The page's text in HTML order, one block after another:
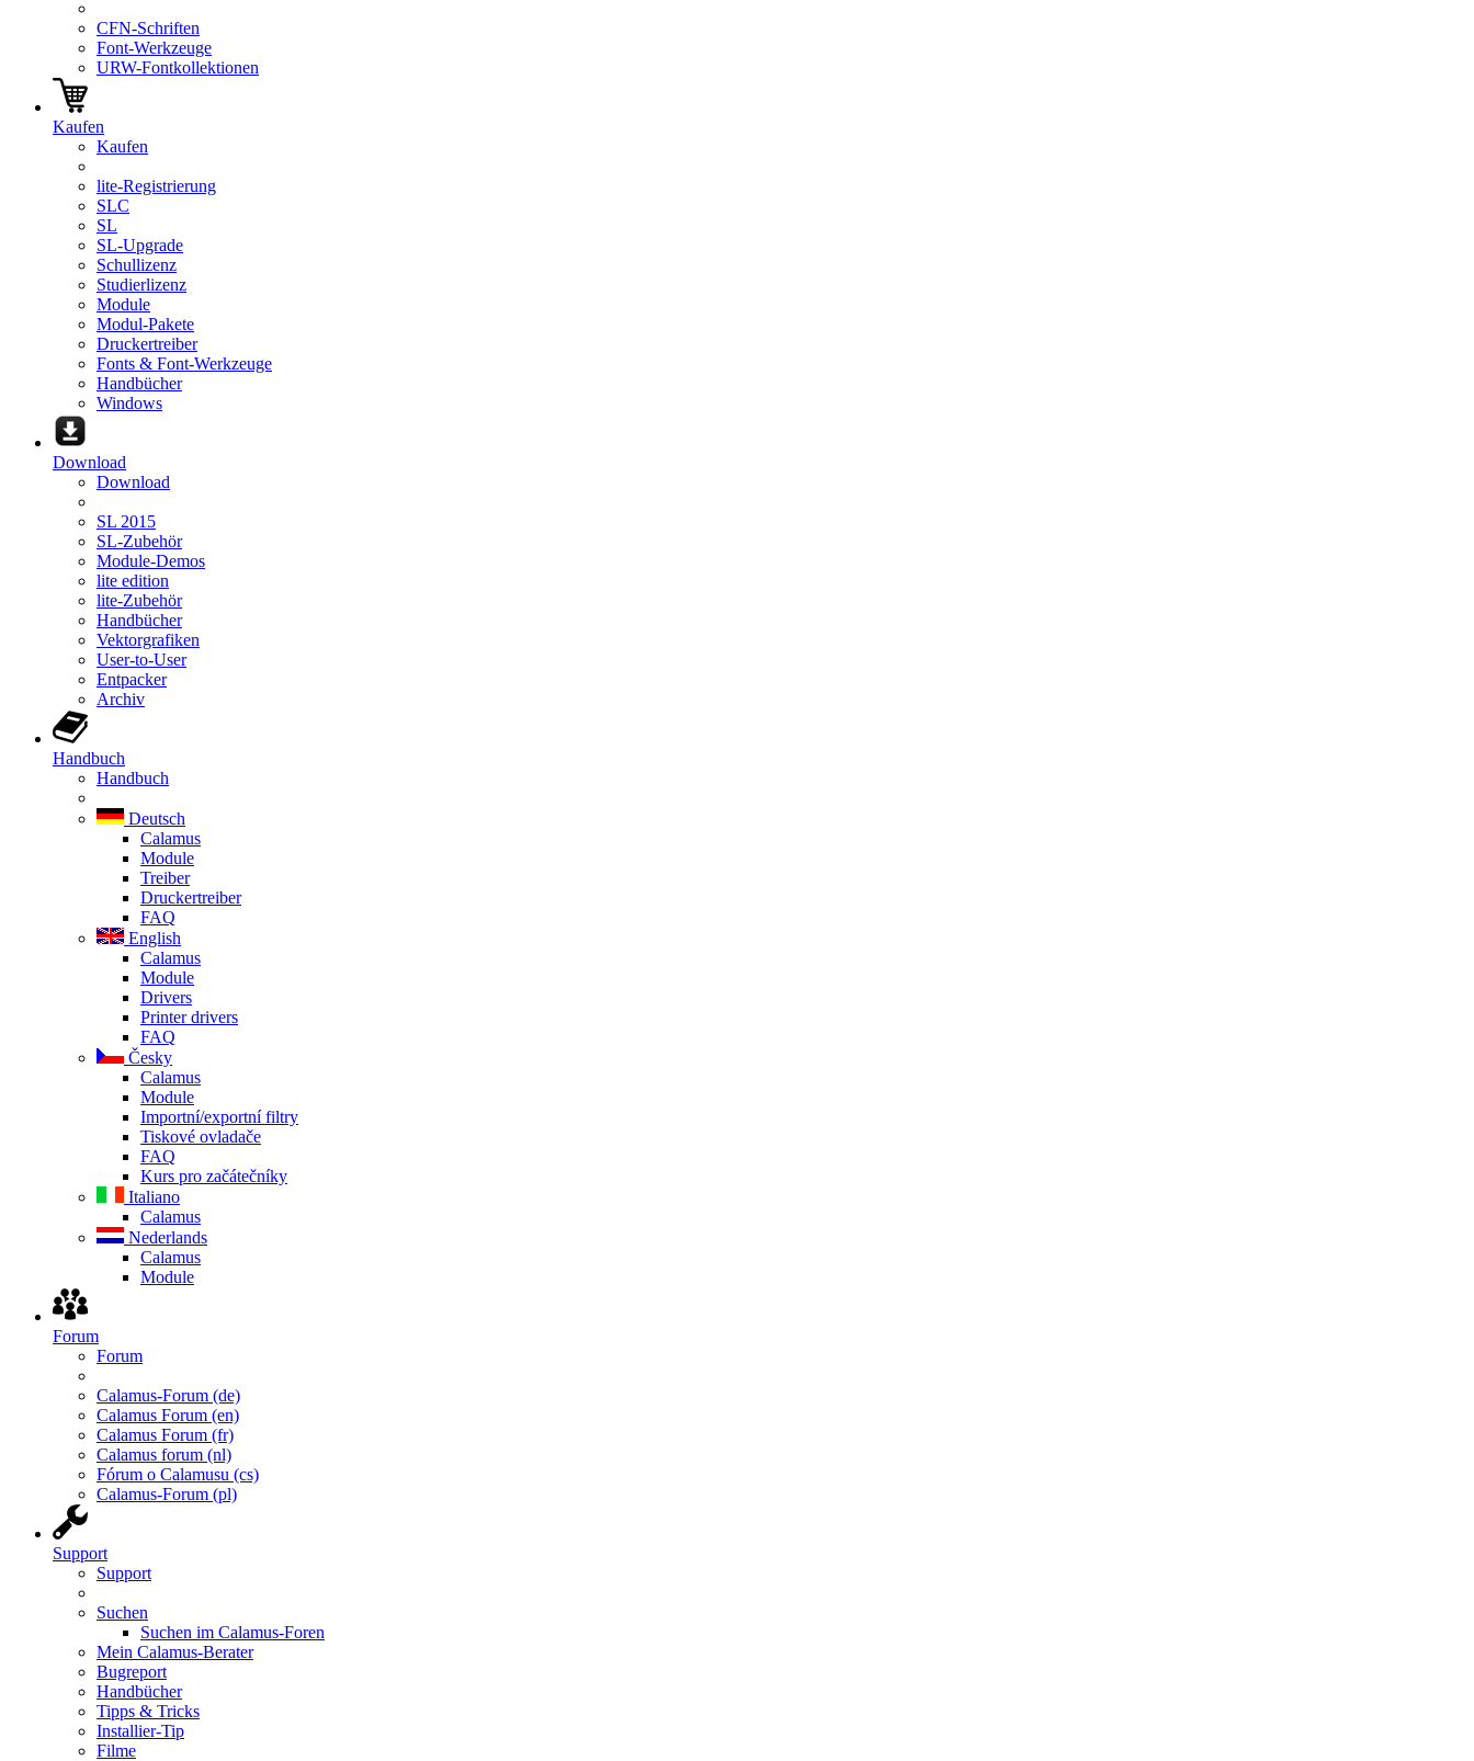
CFN-Schriften
Font-Werkzeuge
URW-Fontkollektionen
Kaufen
Kaufen
lite-Registrierung
SLC
SL
SL-Upgrade
Schullizenz
Studierlizenz
Module
Modul-Pakete
Druckertreiber
Fonts & Font-Werkzeuge
Handbücher
Windows
Download
Download
SL 2015
SL-Zubehör
Module-Demos
lite edition
lite-Zubehör
Handbücher
Vektorgrafiken
User-to-User
Entpacker
Archiv
Handbuch
Handbuch
Deutsch
Calamus
Module
Treiber
Druckertreiber
FAQ
English
Calamus
Module
Drivers
Printer drivers
FAQ
Česky
Calamus
Module
Importní/exportní filtry
Tiskové ovladače
FAQ
Kurs pro začátečníky
Italiano
Calamus
Nederlands
Calamus
Module
Forum
Forum
Calamus-Forum (de)
Calamus Forum (en)
Calamus Forum (fr)
Calamus forum (nl)
Fórum o Calamusu (cs)
Calamus-Forum (pl)
Support
Support
Suchen
Suchen im Calamus-Foren
Mein Calamus-Berater
Bugreport
Handbücher
Tipps & Tricks
Installier-Tip
Filme